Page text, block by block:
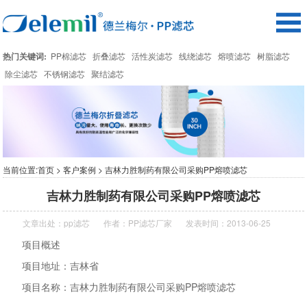
热门关键词: PP棉滤芯 折叠滤芯 活性炭滤芯 线绕滤芯 熔喷滤芯 树脂滤芯
除尘滤芯 不锈钢滤芯 聚结滤芯
当前位置:首页 >客户案例 > 吉林力胜制药有限公司采购PP熔喷滤芯
吉林力胜制药有限公司采购PP熔喷滤芯
文章出处： pp滤芯 作者： PP滤芯厂家 发表时间：2013-06-25
项目概述
项目地址：吉林省
项目名称：吉林力胜制药有限公司采购PP熔喷滤芯